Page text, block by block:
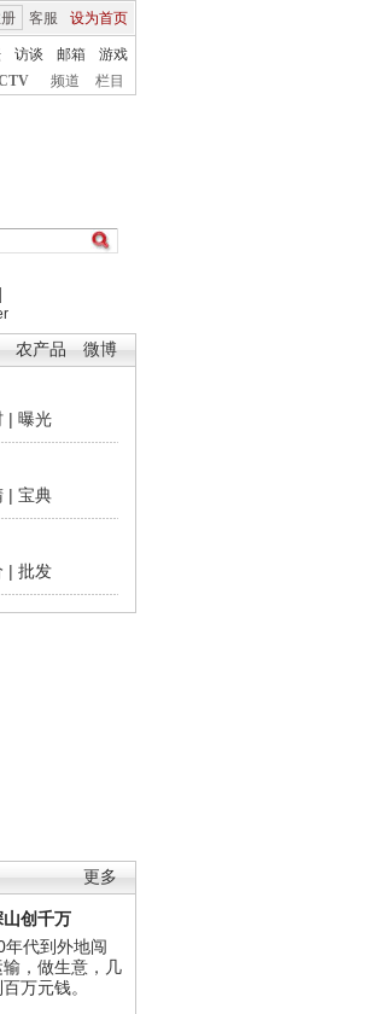
客服 设为首页
访谈 邮箱
游戏
频道 栏目
农产品 微博
| 曝光
| 宝典
| 批发
更多
创千万
年代到外地闯
，做生意，几
万元钱。